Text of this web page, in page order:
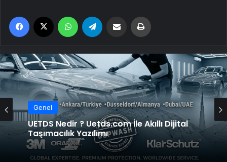
Facebook WhatsApp Email'den paylaş
Genel
UETDS Nedir ? Uetds.com İle Akıllı Dijital
Taşımacılık Yazılımı